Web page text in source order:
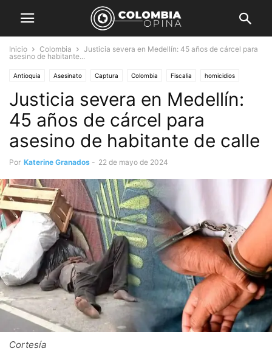
Inicio Colombia
Justicia severa en Medellín: 45 años de cárcel para
asesino de habitante...
Antioquia Asesinato Captura Colombia Fiscalia homicidios
Medellín Seguridad
Justicia severa en Medellín:
45 años de cárcel para
asesino de habitante de calle
Por Katerine Granados - 22 de mayo de 2024
Cortesía